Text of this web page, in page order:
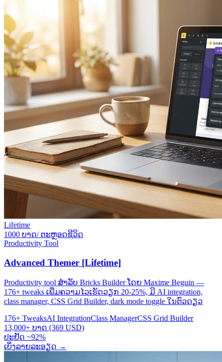
Lifetime
1000 ບາດ/ ຕະຫຼອດຊີວິດ
Productivity Tool
Advanced Themer [Lifetime]
Productivity tool ສຳລັບ Bricks Builder ໂດຍ Maxime Beguin —
176+ tweaks ເພີ່ມຄວາມໄວເຮັດວຽກ 20-25%, ມີ AI integration,
class manager, CSS Grid Builder, dark mode toggle ໃນຕົວດຽວ
176+ TweaksAI IntegrationClass ManagerCSS Grid Builder
13,000+ ບາດ (369 USD)
ປະຢັດ ~92%
ເບິ່ງລາຍລະອຽດ →